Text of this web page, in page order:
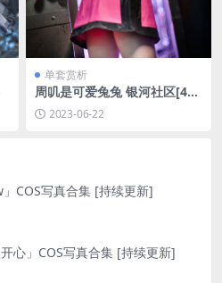
单套赏析
周叽是可爱兔兔 银河社区[42P
-344MB]
2023-06-22
」COS写真合集 [持续更新]
开心」COS写真合集 [持续更新]